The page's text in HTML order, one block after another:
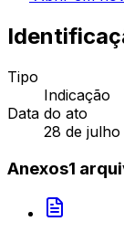
Tipo
Indicação
Data do ato
28 de julho
Anexos1